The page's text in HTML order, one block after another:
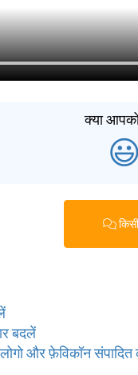
क्या
😃
बदलें
और फ़ेविकॉन